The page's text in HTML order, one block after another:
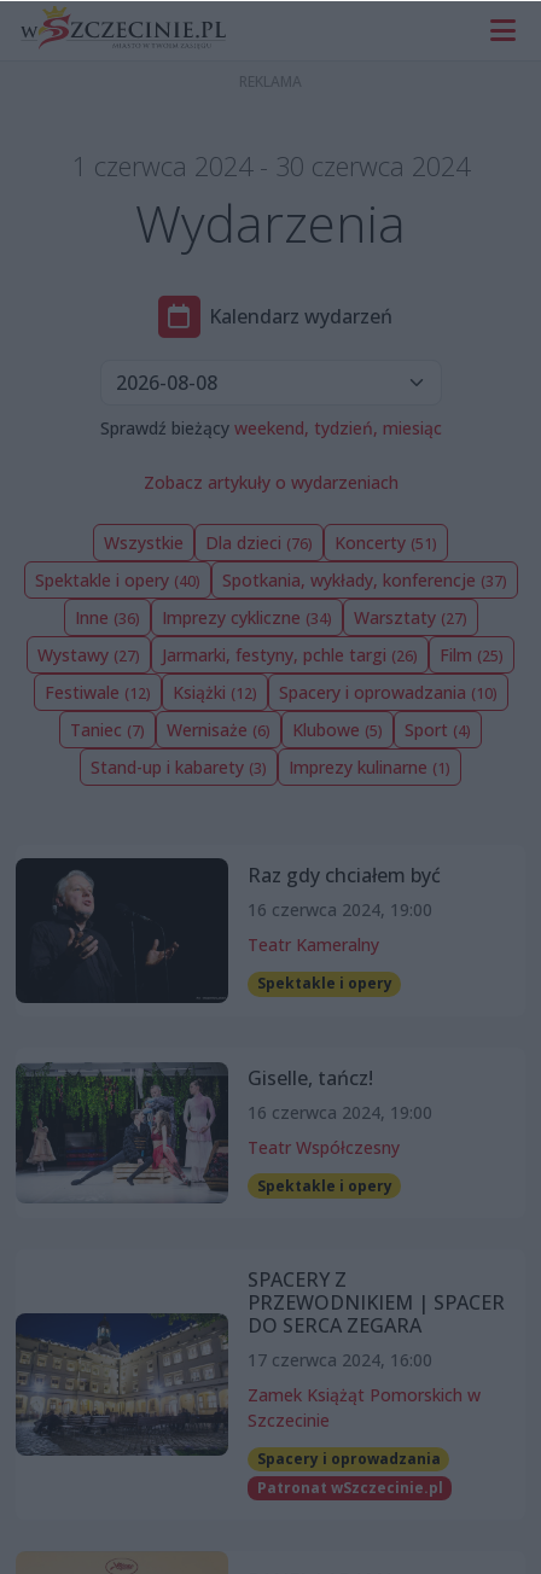
1 czerwca 2024 - 30 czerwca 2024
Wydarzenia
Kalendarz wydarzeń
Sprawdź bieżący weekend, tydzień, miesiąc
Zobacz artykuły o wydarzeniach
Wszystkie Dla dzieci (76) Koncerty (51)
Spektakle i opery (40) Spotkania, wykłady, konferencje (37)
Inne (36) Imprezy cykliczne (34) Warsztaty (27)
Wystawy (27) Jarmarki, festyny, pchle targi (26) Film (25)
Festiwale (12) Książki (12) Spacery i oprowadzania (10)
Taniec (7) Wernisaże (6) Klubowe (5) Sport (4)
Stand-up i kabarety (3) Imprezy kulinarne (1)
Raz gdy chciałem być
16 czerwca 2024, 19:00
Teatr Kameralny
Spektakle i opery
Giselle, tańcz!
16 czerwca 2024, 19:00
Teatr Współczesny
Spektakle i opery
SPACERY Z
PRZEWODNIKIEM | SPACER
DO SERCA ZEGARA
17 czerwca 2024, 16:00
Zamek Książąt Pomorskich w
Szczecinie
Spacery i oprowadzania
Patronat wSzczecinie.pl